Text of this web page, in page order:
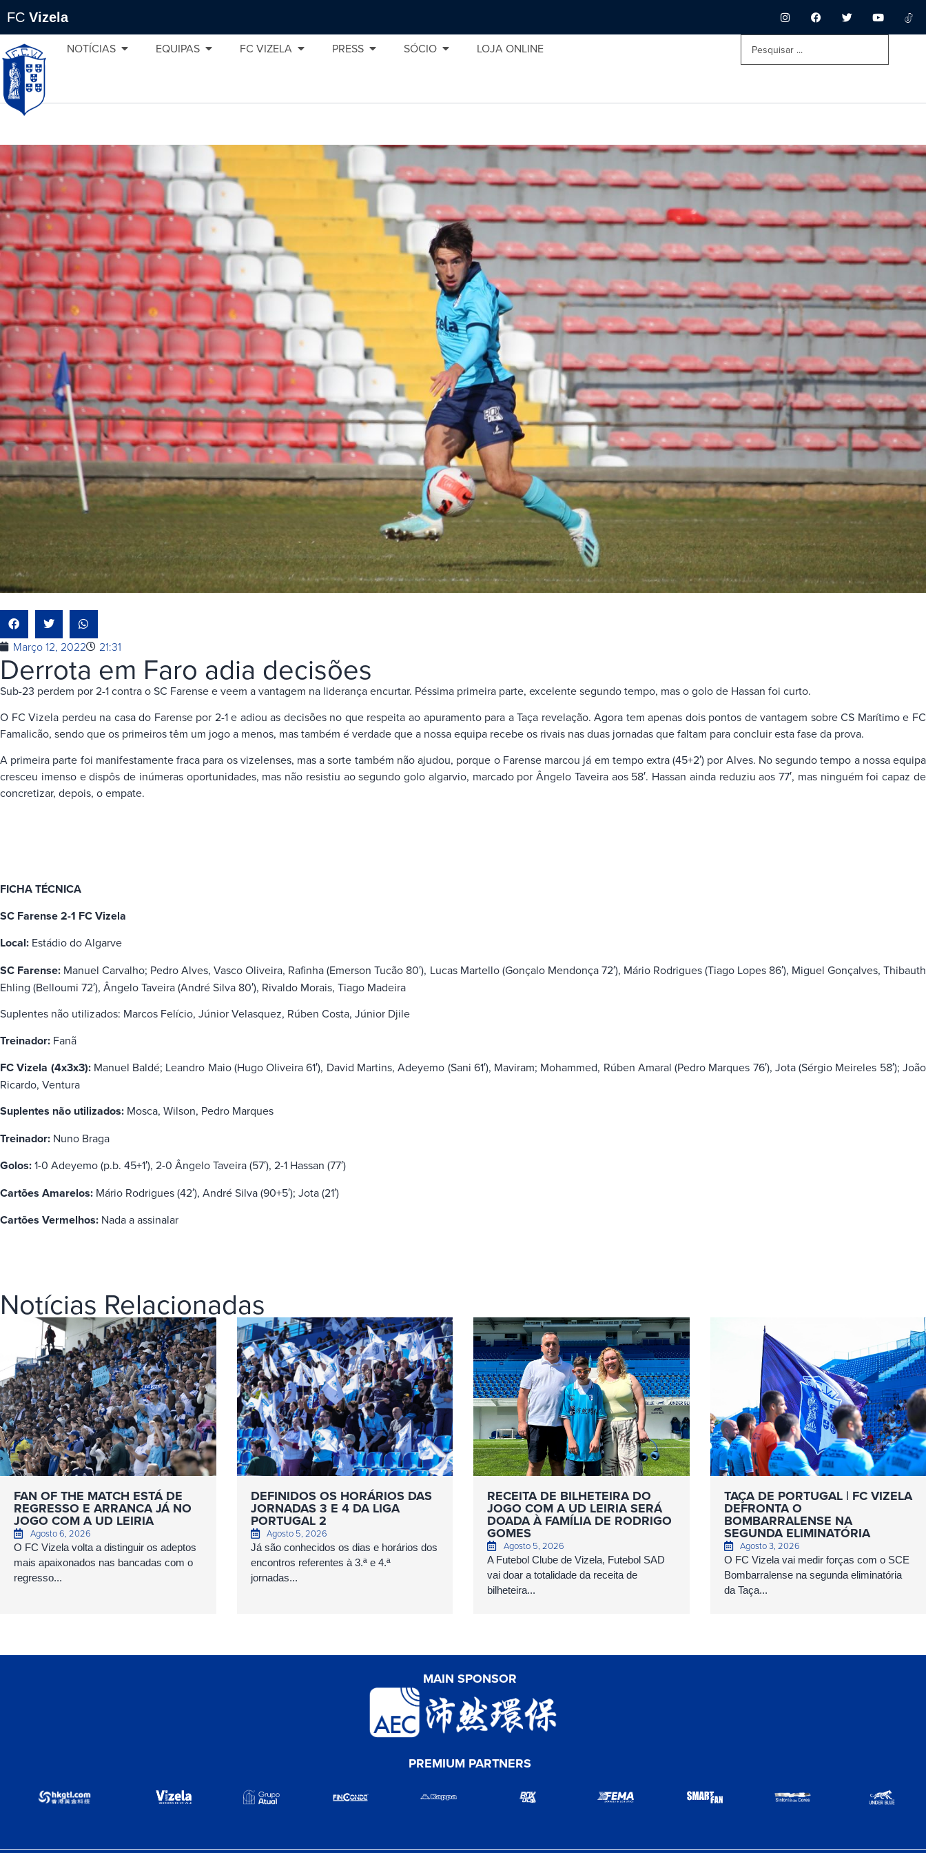
FC Vizela
NOTÍCIAS EQUIPAS FC VIZELA PRESS SÓCIO LOJA ONLINE
Março 12, 2022 21:31
Derrota em Faro adia decisões
Sub-23 perdem por 2-1 contra o SC Farense e veem a vantagem na liderança encurtar. Péssima primeira parte, excelente segundo tempo, mas o golo de Hassan foi curto.
O FC Vizela perdeu na casa do Farense por 2-1 e adiou as decisões no que respeita ao apuramento para a Taça revelação. Agora tem apenas dois pontos de vantagem sobre CS Marítimo e FC
Famalicão, sendo que os primeiros têm um jogo a menos, mas também é verdade que a nossa equipa recebe os rivais nas duas jornadas que faltam para concluir esta fase da prova.
A primeira parte foi manifestamente fraca para os vizelenses, mas a sorte também não ajudou, porque o Farense marcou já em tempo extra (45+2′) por Alves. No segundo tempo a nossa equipa
cresceu imenso e dispôs de inúmeras oportunidades, mas não resistiu ao segundo golo algarvio, marcado por Ângelo Taveira aos 58′. Hassan ainda reduziu aos 77′, mas ninguém foi capaz de
concretizar, depois, o empate.
FICHA TÉCNICA
SC Farense 2-1 FC Vizela
Local: Estádio do Algarve
SC Farense: Manuel Carvalho; Pedro Alves, Vasco Oliveira, Rafinha (Emerson Tucão 80′), Lucas Martello (Gonçalo Mendonça 72′), Mário Rodrigues (Tiago Lopes 86′), Miguel Gonçalves, Thibauth
Ehling (Belloumi 72′), Ângelo Taveira (André Silva 80′), Rivaldo Morais, Tiago Madeira
Suplentes não utilizados: Marcos Felício, Júnior Velasquez, Rúben Costa, Júnior Djile
Treinador: Fanã
FC Vizela (4x3x3): Manuel Baldé; Leandro Maio (Hugo Oliveira 61′), David Martins, Adeyemo (Sani 61′), Maviram; Mohammed, Rúben Amaral (Pedro Marques 76′), Jota (Sérgio Meireles 58′); João
Ricardo, Ventura
Suplentes não utilizados: Mosca, Wilson, Pedro Marques
Treinador: Nuno Braga
Golos:1-0 Adeyemo (p.b. 45+1′), 2-0 Ângelo Taveira (57′), 2-1 Hassan (77′)
Cartões Amarelos: Mário Rodrigues (42′), André Silva (90+5′); Jota (21′)
Cartões Vermelhos: Nada a assinalar
Notícias Relacionadas
FAN OF THE MATCH ESTÁ DE
REGRESSO E ARRANCA JÁ NO
JOGO COM A UD LEIRIA
Agosto 6, 2026
O FC Vizela volta a distinguir os adeptos
mais apaixonados nas bancadas com o
regresso...
DEFINIDOS OS HORÁRIOS DAS
JORNADAS 3 E 4 DA LIGA
PORTUGAL 2
Agosto 5, 2026
Já são conhecidos os dias e horários dos
encontros referentes à 3.ª e 4.ª
jornadas...
RECEITA DE BILHETEIRA DO
JOGO COM A UD LEIRIA SERÁ
DOADA À FAMÍLIA DE RODRIGO
GOMES
Agosto 5, 2026
A Futebol Clube de Vizela, Futebol SAD
vai doar a totalidade da receita de
bilheteira...
TAÇA DE PORTUGAL | FC VIZELA
DEFRONTA O
BOMBARRALENSE NA
SEGUNDA ELIMINATÓRIA
Agosto 3, 2026
O FC Vizela vai medir forças com o SCE
Bombarralense na segunda eliminatória
da Taça...
MAIN SPONSOR
PREMIUM PARTNERS